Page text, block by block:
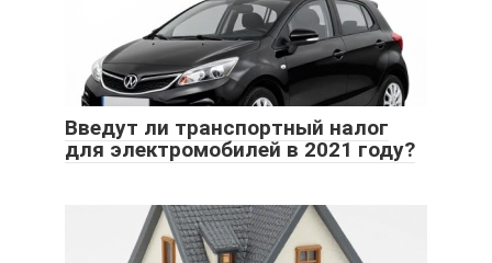
Введут ли транспортный налог
для электромобилей в 2021 году?